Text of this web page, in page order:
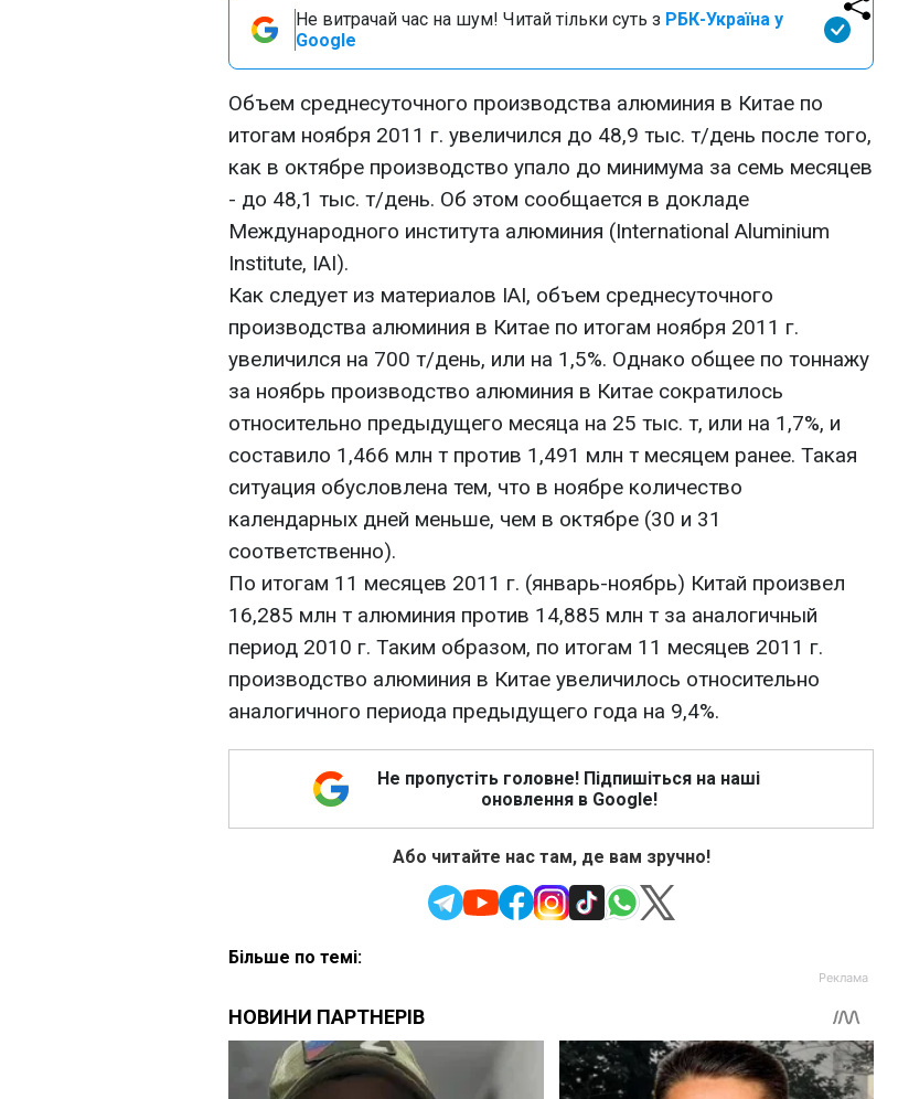
Не витрачай час на шум! Читай тільки суть з РБК-Україна у
Google
Объем среднесуточного производства алюминия в Китае по
итогам ноября 2011 г. увеличился до 48,9 тыс. т/день после того,
как в октябре производство упало до минимума за семь месяцев
- до 48,1 тыс. т/день. Об этом сообщается в докладе
Международного института алюминия (International Aluminium
Institute, IAI).
Как следует из материалов IAI, объем среднесуточного
производства алюминия в Китае по итогам ноября 2011 г.
увеличился на 700 т/день, или на 1,5%. Однако общее по тоннажу
за ноябрь производство алюминия в Китае сократилось
относительно предыдущего месяца на 25 тыс. т, или на 1,7%, и
составило 1,466 млн т против 1,491 млн т месяцем ранее. Такая
ситуация обусловлена тем, что в ноябре количество
календарных дней меньше, чем в октябре (30 и 31
соответственно).
По итогам 11 месяцев 2011 г. (январь-ноябрь) Китай произвел
16,285 млн т алюминия против 14,885 млн т за аналогичный
период 2010 г. Таким образом, по итогам 11 месяцев 2011 г.
производство алюминия в Китае увеличилось относительно
аналогичного периода предыдущего года на 9,4%.
Не пропустіть головне! Підпишіться на наші
оновлення в Google!
Або читайте нас там, де вам зручно!
Більше по темі: